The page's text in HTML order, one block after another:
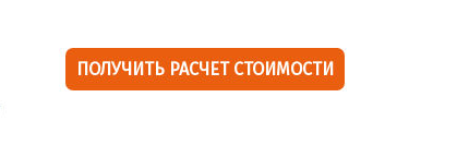
ПОЛУЧИТЬ РАСЧЕТ СТОИМОСТИ